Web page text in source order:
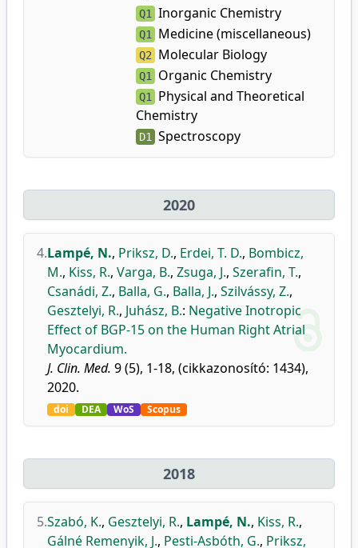
Q1 Inorganic Chemistry
Q1 Medicine (miscellaneous)
Q2 Molecular Biology
Q1 Organic Chemistry
Q1
Physical and Theoretical
Chemistry
D1 Spectroscopy
2020
4.Lampé, N., Priksz, D., Erdei, T. D., Bombicz,
M., Kiss, R., Varga, B., Zsuga, J., Szerafin, T.,
Csanádi, Z., Balla, G., Balla, J., Szilvássy, Z.,
Gesztelyi, R., Juhász, B.: Negative Inotropic
Effect of BGP-15 on the Human Right Atrial
Myocardium.
J. Clin. Med. 9 (5), 1-18, (cikkazonosító: 1434),
2020.
doi DEA WoS Scopus
2018
5.Szabó, K., Gesztelyi, R., Lampé, N., Kiss, R.,
Gálné Remenyik, J., Pesti-Asbóth, G., Priksz,